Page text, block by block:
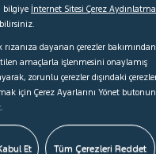
bilgiye İnternet Sitesi Çerez Aydınlatma
dayanan çerezler bakımından
amaçlarla işlenmesini onaylamış
zorunlu çerezler dışındaki
için Çerez Ayarlarını Yönet
Et Tüm Çerezleri Reddet